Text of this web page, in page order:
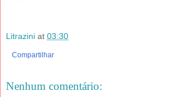
Litrazini at 03:30
Compartilhar
Nenhum comentário: